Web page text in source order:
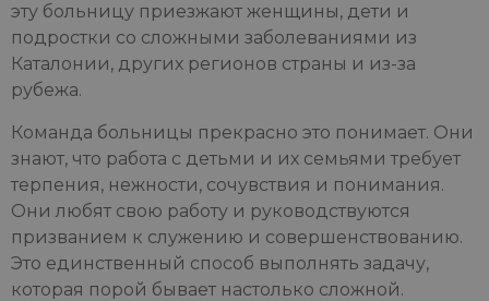
эту больницу приезжают женщины, дети и
подростки со сложными заболеваниями из
Каталонии, других регионов страны и из-за
рубежа.
Команда больницы прекрасно это понимает. Они
знают, что работа с детьми и их семьями требует
терпения, нежности, сочувствия и понимания.
Они любят свою работу и руководствуются
призванием к служению и совершенствованию.
Это единственный способ выполнять задачу,
которая порой бывает настолько сложной.